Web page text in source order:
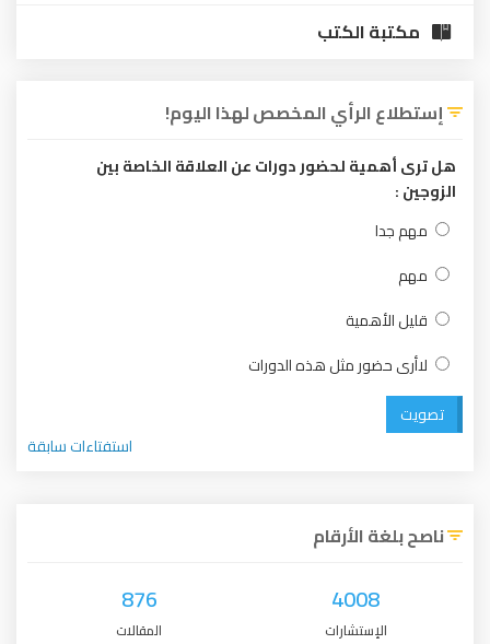
مكتبة الكتب
إستطلاع الرأي المخصص لهذا اليوم!
هل ترى أهمية لحضور دورات عن العلاقة الخاصة بين
الزوجين :
مهم جدا
مهم
قليل الأهمية
لاأرى حضور مثل هذه الدورات
تصويت
استفتاءات سابقة
ناصح بلغة الأرقام
4008
الإستشارات
876
المقالات